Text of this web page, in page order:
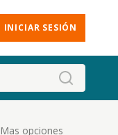
INICIAR SESIÓN
Mas opciones